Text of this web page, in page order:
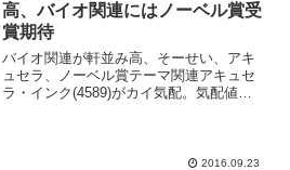
高、バイオ関連にはノーベル賞受
賞期待
バイオ関連が軒並み高、そーせい、アキ
ュセラ、ノーベル賞テーマ関連アキュセ
ラ・インク(4589)がカイ気配。気配値を
2016.09.23